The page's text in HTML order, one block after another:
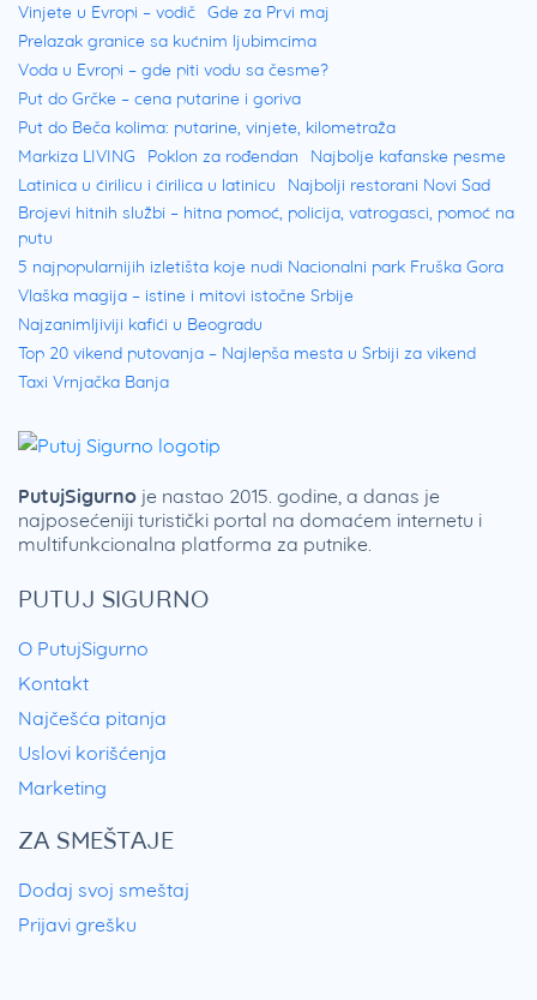
Vinjete u Evropi – vodič Gde za Prvi maj
Prelazak granice sa kućnim ljubimcima
Voda u Evropi – gde piti vodu sa česme?
Put do Grčke – cena putarine i goriva
Put do Beča kolima: putarine, vinjete, kilometraža
Markiza LIVING
Poklon za rođendan
Najbolje kafanske pesme
Latinica u ćirilicu i ćirilica u latinicu
Najbolji restorani Novi Sad
Brojevi hitnih službi – hitna pomoć, policija, vatrogasci, pomoć na
putu
5 najpopularnijih izletišta koje nudi Nacionalni park Fruška Gora
Vlaška magija – istine i mitovi istočne Srbije
Najzanimljiviji kafići u Beogradu
Top 20 vikend putovanja – Najlepša mesta u Srbiji za vikend
Taxi Vrnjačka Banja
PUTUJ SIGURNO
O PutujSigurno
Kontakt
Najčešća pitanja
Uslovi korišćenja
Marketing
ZA SMEŠTAJE
Dodaj svoj smeštaj
Prijavi grešku
PutujSigurno je nastao 2015. godine, a danas je
najposećeniji turistički portal na domaćem internetu i
multifunkcionalna platforma za putnike.